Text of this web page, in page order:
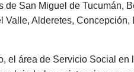
de San Miguel de Tucumán,
Alderetes, Concepción,
el área de Servicio Social en